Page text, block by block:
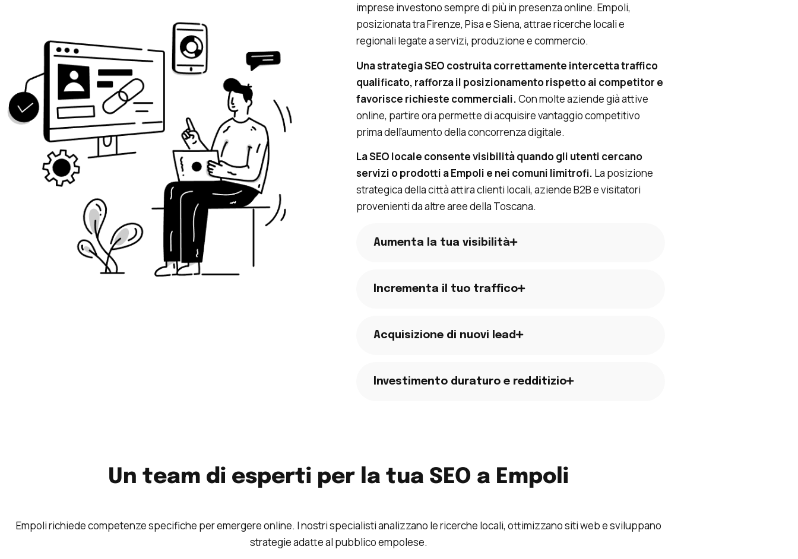
imprese investono sempre di più in presenza online. Empoli,
posizionata tra Firenze, Pisa e Siena, attrae ricerche locali e
regionali legate a servizi, produzione e commercio.
Una strategia SEO costruita correttamente intercetta traffico
qualificato, rafforza il posizionamento rispetto ai competitor e
favorisce richieste commerciali.Con molte aziende già attive
online, partire ora permette di acquisire vantaggio competitivo
prima dell’aumento della concorrenza digitale.
La SEO locale consente visibilità quando gli utenti cercano
servizi o prodotti a Empoli e nei comuni limitrofi. La posizione
strategica della città attira clienti locali, aziende B2B e visitatori
provenienti da altre aree della Toscana.
Aumenta la tua visibilità
Incrementa il tuo traffico
Acquisizione di nuovi lead
Investimento duraturo e redditizio
Un team di esperti per la tua SEO a Empoli
Empoli richiede competenze specifiche per emergere online. I nostri specialisti analizzano le ricerche locali, ottimizzano siti web e sviluppano
strategie adatte al pubblico empolese.